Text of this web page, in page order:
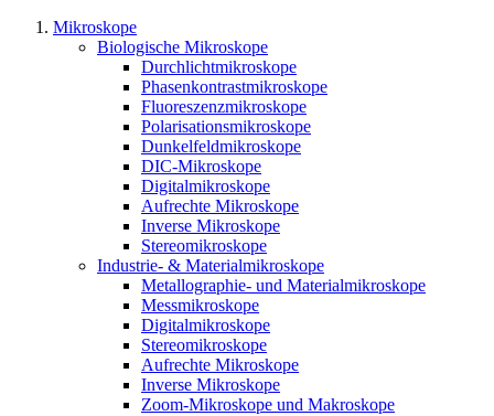
Mikroskope
Biologische Mikroskope
Durchlichtmikroskope
Phasenkontrastmikroskope
Fluoreszenzmikroskope
Polarisationsmikroskope
Dunkelfeldmikroskope
DIC-Mikroskope
Digitalmikroskope
Aufrechte Mikroskope
Inverse Mikroskope
Stereomikroskope
Industrie- & Materialmikroskope
Metallographie- und Materialmikroskope
Messmikroskope
Digitalmikroskope
Stereomikroskope
Aufrechte Mikroskope
Inverse Mikroskope
Zoom-Mikroskope und Makroskope